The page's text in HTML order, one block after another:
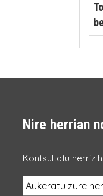
Nire herrian
Kontsultatu herriz